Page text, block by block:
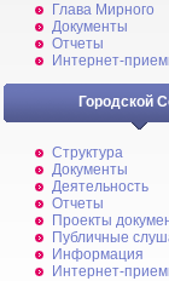
Глава Мирного
Документы
Отчеты
Интернет-
Городской
Структура
Документы
Деятельность
Отчеты
Проекты
Публичные
Информация
Интернет-